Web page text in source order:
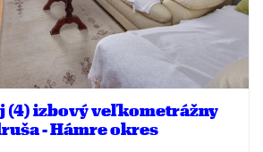
(4) izbový veľkometrážny
- Hámre okres